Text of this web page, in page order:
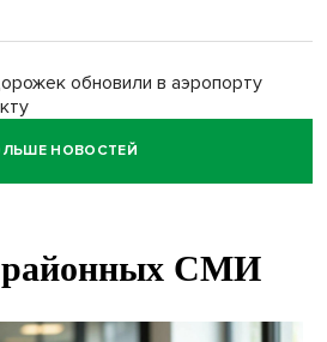
обновили в аэропорту
рост заболеваемости
внука за продажу дедова ружья
НОВОСТЕЙ